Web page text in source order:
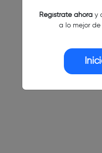
Regístrate ahoray
a lo mejor de